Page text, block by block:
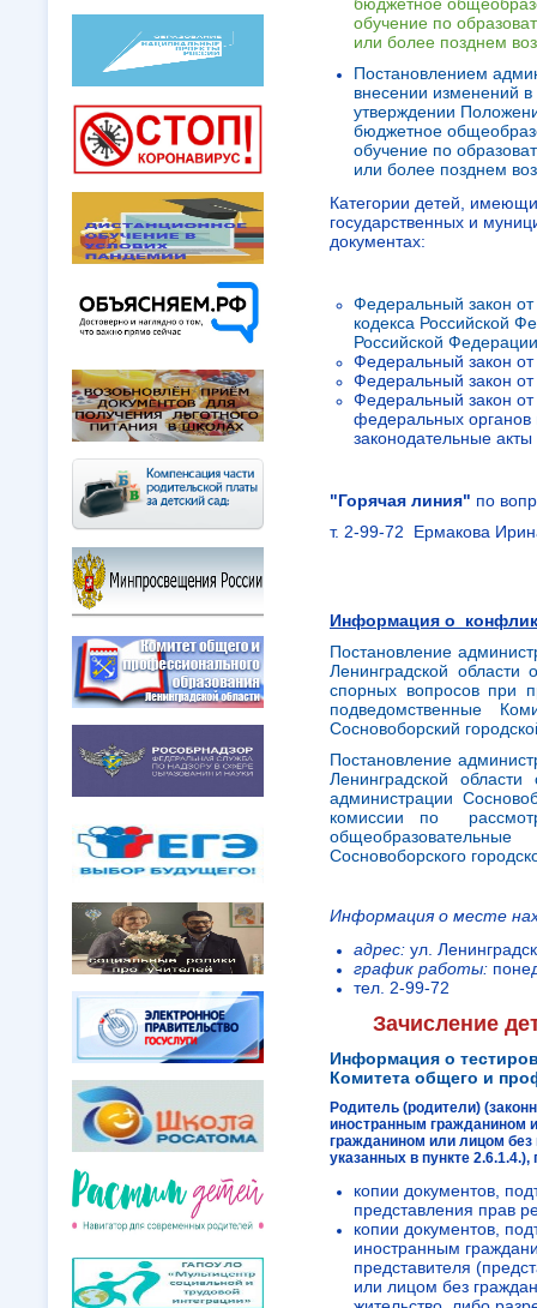
обучение по
или более позднем
Постановлением
внесении изменений
утверждении
бюджетное
обучение по
или более позднем
Категории детей,
государственных и
документах:
Федеральный закон
кодекса Российской
Российской
Федеральный закон
Федеральный закон
Федеральный закон
федеральных органов
законодательные
"Горячая линия" по
т. 2-99-72 Ермакова
Информация о
Постановление
Ленинградской
спорных вопросов при
подведомственные
Сосновоборский
Постановление
Ленинградской
администрации
комиссии по
Сосновоборского
Информация о месте
адрес: ул.
график работы:
тел. 2-99-72
Зачисление
Информация о
Комитета общего и
Родитель (родители)
иностранным гражданином
гражданином или лицом
указанных в пункте
копии документов,
представления прав
копии документов,
иностранным
представителя
или лицом без